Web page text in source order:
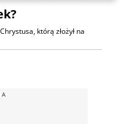
którą złożył na